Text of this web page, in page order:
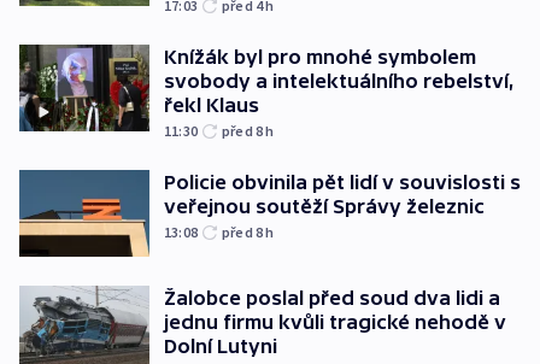
17:03 před 4h
Knížák byl pro mnohé symbolem
svobody a intelektuálního rebelství,
řekl Klaus
11:30 před 8h
Policie obvinila pět lidí v souvislosti s
veřejnou soutěží Správy železnic
13:08 před 8h
Žalobce poslal před soud dva lidi a
jednu firmu kvůli tragické nehodě v
Dolní Lutyni